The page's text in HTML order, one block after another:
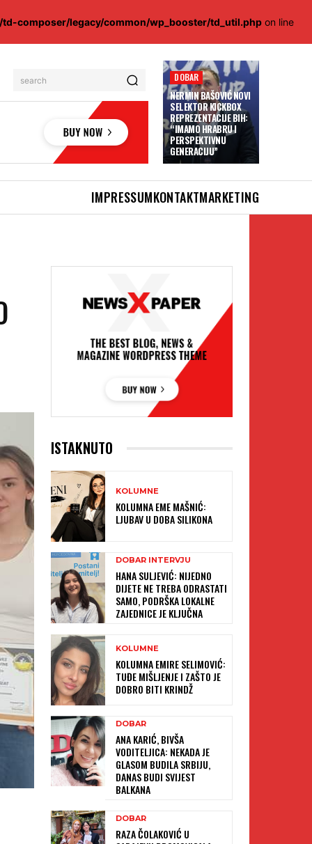
composer/legacy/common/wp_booster/td_util.php on line
search DOBAR
NERMIN BAŠOVIĆ NOVI
SELEKTOR KICKBOX
REPREZENTACIJE BIH:
“IMAMO HRABRU I
PERSPEKTIVNU
GENERACIJU”
IMPRESSUMKONTAKTMARKETING
ISTAKNUTO
KOLUMNE
KOLUMNA EME MAŠNIĆ:
LJUBAV U DOBA SILIKONA
DOBAR INTERVJU
HANA SULJEVIĆ: NIJEDNO
DIJETE NE TREBA ODRASTATI
SAMO, PODRŠKA LOKALNE
ZAJEDNICE JE KLJUČNA
KOLUMNE
KOLUMNA EMIRE SELIMOVIĆ:
TUĐE MIŠLJENJE I ZAŠTO JE
DOBRO BITI KRINDŽ
DOBAR
ANA KARIĆ, BIVŠA
VODITELJICA: NEKADA JE
GLASOM BUDILA SRBIJU,
DANAS BUDI SVIJEST
BALKANA
DOBAR
RAZA ČOLAKOVIĆ U